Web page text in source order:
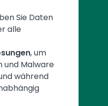
Sie Daten
alle
, um
und Malware
während